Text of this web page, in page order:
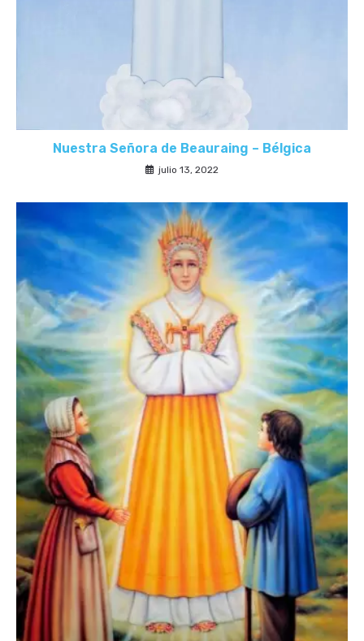
Nuestra Señora de Beauraing – Bélgica
julio 13, 2022